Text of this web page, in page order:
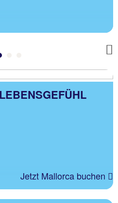
Jetzt Mallorca buchen